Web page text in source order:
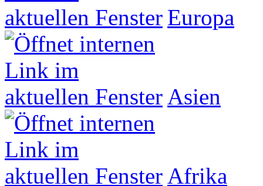
Europa
Asien
Afrika